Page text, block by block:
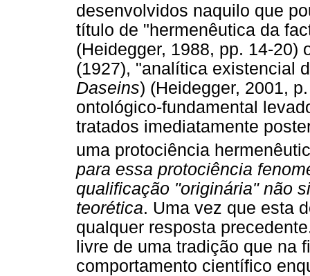
desenvolvidos naquilo que
título de "hermenêutica da
(Heidegger, 1988, pp. 14-20)
(1927), "analítica existencial
Daseins) (Heidegger, 2001,
ontológico-fundamental
tratados imediatamente
uma protociência
para essa protociência
qualificação "originária" não
teorética. Uma vez que esta
qualquer resposta
livre de uma tradição que na
comportamento científico